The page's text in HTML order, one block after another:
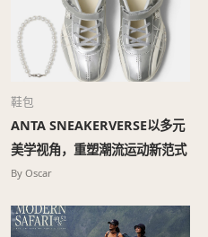
鞋包
ANTA SNEAKERVERSE以多元
美学视角，重塑潮流运动新范式
By Oscar